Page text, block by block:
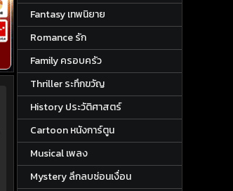
Fantasy เทพนิยาย
Romance รัก
Family ครอบครัว
Thriller ระทึกขวัญ
History ประวัติศาสตร์
Cartoon หนังการ์ตูน
Musical เพลง
Mystery ลึกลบซ่อนเงื่อน